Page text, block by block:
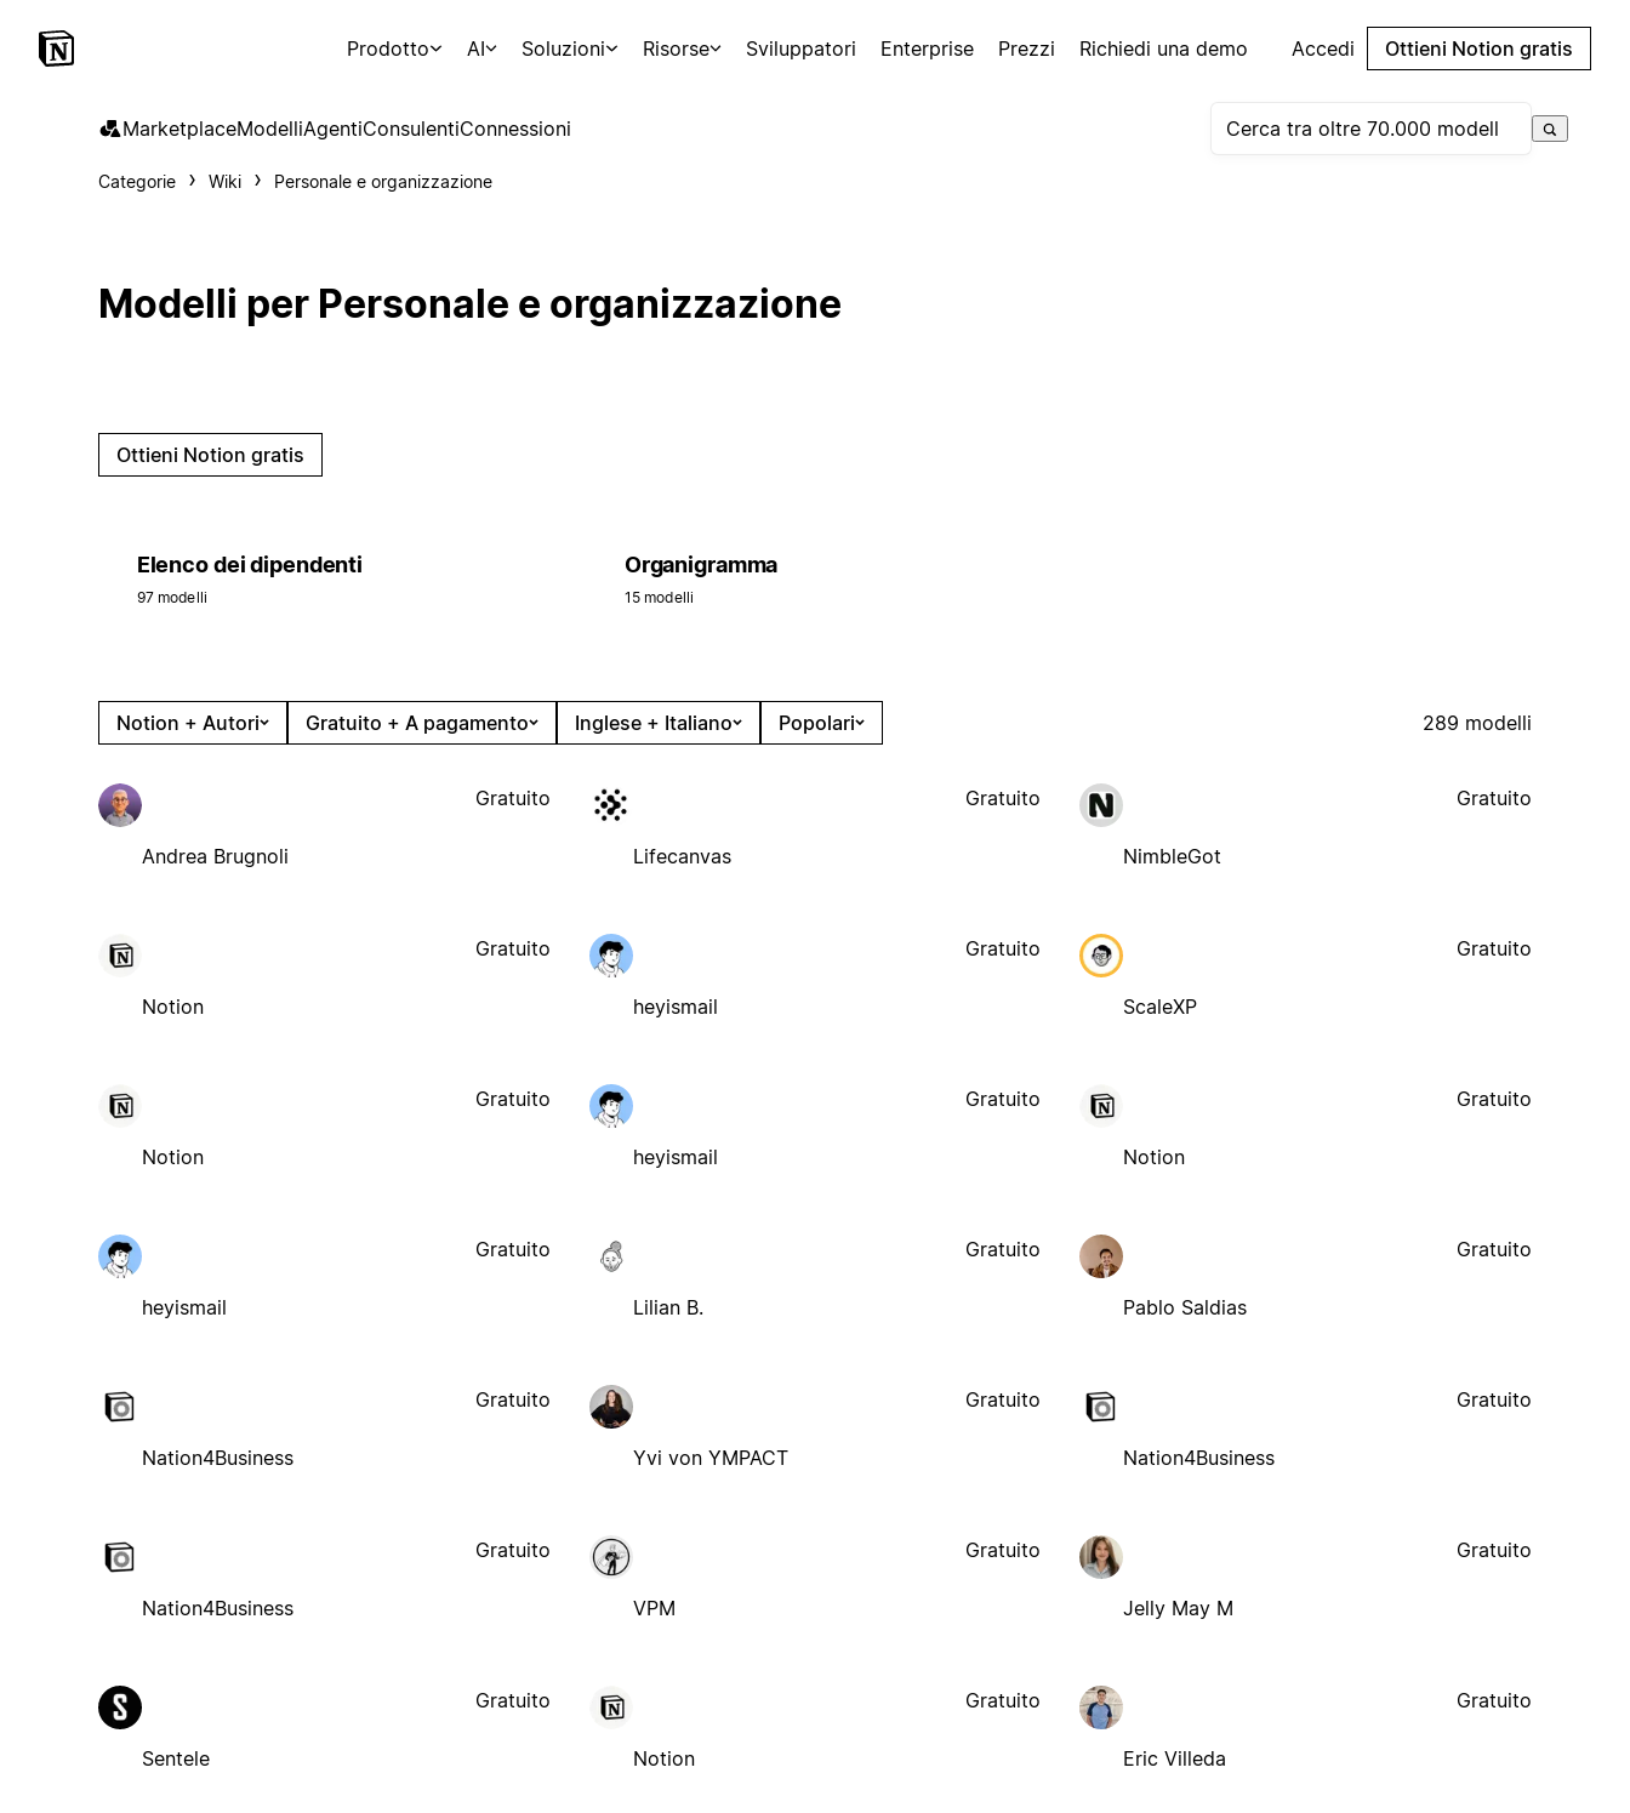
Prodotto AI Soluzioni Risorse Sviluppatori Enterprise Prezzi Richiedi una demo Accedi Ottieni Notion gratis
MarketplaceModelliAgentiConsulentiConnessioni
Categorie Wiki Personale e organizzazione
Modelli per Personale e organizzazione
Ottieni Notion gratis
Elenco dei dipendenti
97 modelli
Organigramma
15 modelli
Notion + Autori Gratuito + A pagamento Inglese + Italiano Popolari 289 modelli
Andrea Brugnoli
Gratuito
Lifecanvas
Gratuito
NimbleGot
Gratuito
Notion
Gratuito
heyismail
Gratuito
ScaleXP
Gratuito
Notion
Gratuito
heyismail
Gratuito
Notion
Gratuito
heyismail
Gratuito
Lilian B.
Gratuito
Pablo Saldias
Gratuito
Nation4Business
Gratuito
Yvi von YMPACT
Gratuito
Nation4Business
Gratuito
Nation4Business
Gratuito
VPM
Gratuito
Jelly May M
Gratuito
Sentele
Gratuito
Notion
Gratuito
Eric Villeda
Gratuito